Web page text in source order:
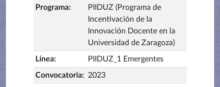
Programa:
PIIDUZ (Programa de
Incentivación de la
Innovación Docente en la
Universidad de Zaragoza)
Línea: PIIDUZ_1 Emergentes
Convocatoria: 2023